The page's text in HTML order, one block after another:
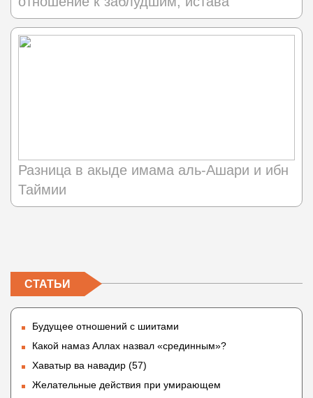
Разница в акыде имама аль-Ашари и ибн
Таймии
СТАТЬИ
Будущее отношений с шиитами
Какой намаз Аллах назвал «срединным»?
Хаватыр ва навадир (57)
Желательные действия при умирающем